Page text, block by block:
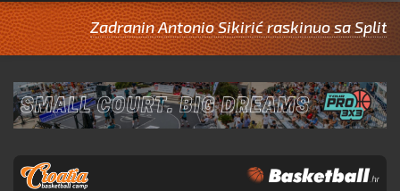
Zadranin Antonio Sikirić raskinuo sa